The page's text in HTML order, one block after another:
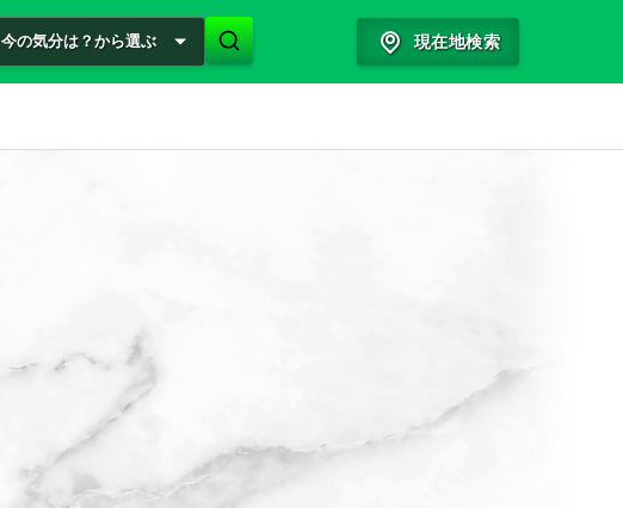
今の気分は？から選ぶ 現在地検索